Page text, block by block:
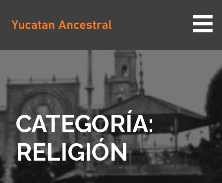
contenido
YUCATAN ANCESTRAL
CATEGORÍA:
RELIGIÓN